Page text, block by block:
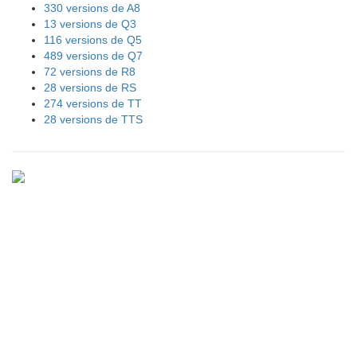
330 versions de A8
13 versions de Q3
116 versions de Q5
489 versions de Q7
72 versions de R8
28 versions de RS
274 versions de TT
28 versions de TTS